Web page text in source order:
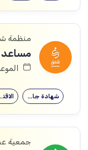
منظمة
الموعد
شهادة جامعية
جمعية